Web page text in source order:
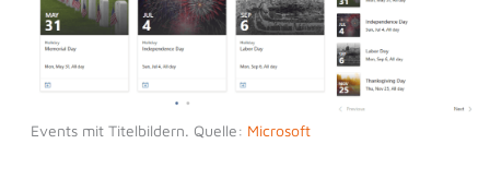
Events mit Titelbildern. Quelle: Microsoft